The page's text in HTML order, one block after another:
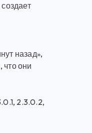
назад»,
что они
2.3.0.2,